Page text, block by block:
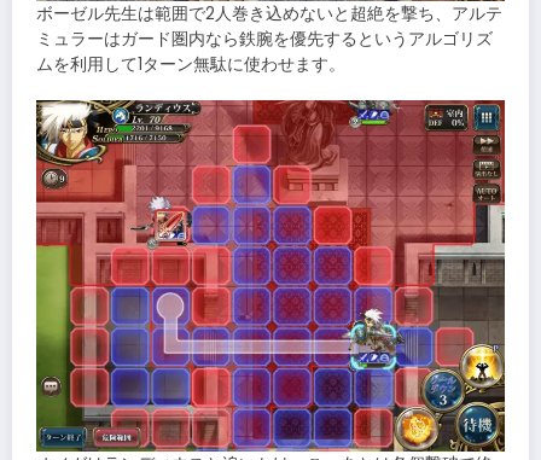
ボーゼル先生は範囲で2人巻き込めないと超絶を撃ち、アルテ
ミュラーはガード圏内なら鉄腕を優先するというアルゴリズ
ムを利用して1ターン無駄に使わせます。